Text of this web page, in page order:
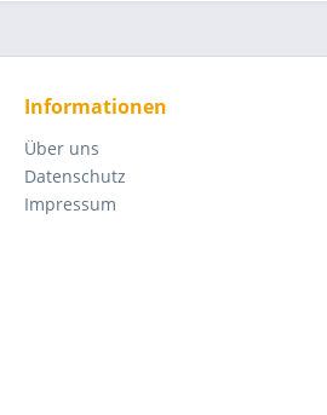
Informationen
Über uns
Datenschutz
Impressum